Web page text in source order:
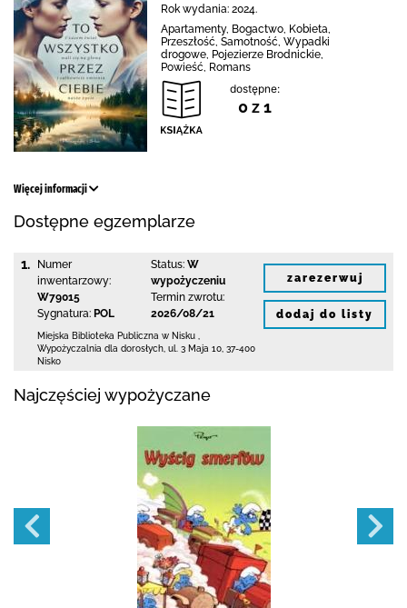
Rok wydania: 2024.
Apartamenty, Bogactwo, Kobieta,
Przeszłość, Samotność, Wypadki
drogowe, Pojezierze Brodnickie,
Powieść, Romans
dostępne:
0 z 1
Więcej informacji
Dostępne egzemplarze
1.
Numer
inwentarzowy:
W79015
Sygnatura: POL
Status: W
wypożyczeniu
Termin zwrotu:
2026/08/21
Miejska Biblioteka Publiczna w Nisku
Wypożyczalnia dla dorosłych, ul. 3 Maja 10 37-400
Nisko
zarezerwuj
dodaj do listy
Najczęściej wypożyczane